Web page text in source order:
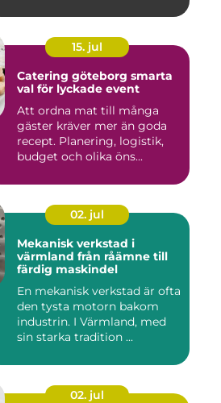
15. jul
Catering göteborg smarta
val för lyckade event
Att ordna mat till många
gäster kräver mer än goda
recept. Planering, logistik,
budget och olika öns...
02. jul
Mekanisk verkstad i
värmland från råämne till
färdig maskindel
En mekanisk verkstad är ofta
den tysta motorn bakom
industrin. I Värmland, med
sin starka tradition ...
02. jul